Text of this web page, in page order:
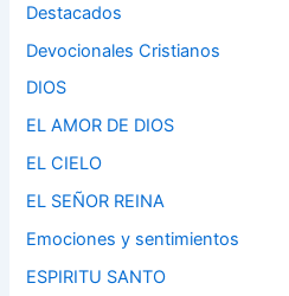
Destacados
Devocionales Cristianos
DIOS
EL AMOR DE DIOS
EL CIELO
EL SEÑOR REINA
Emociones y sentimientos
ESPIRITU SANTO